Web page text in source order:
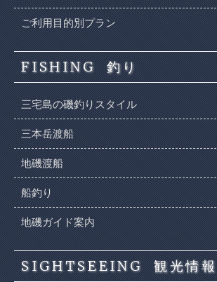
ご利用目的別プラン
FISHING 釣り
三宅島の磯釣りスタイル
三本岳渡船
地磯渡船
船釣り
地磯ガイド案内
SIGHTSEEING 観光情報